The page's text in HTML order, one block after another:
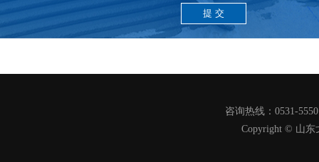
咨询热线：0531-
Copyright © 山